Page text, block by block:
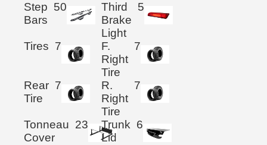
Step
Bars
50
Third
Brake
Light
5
Tires 7
F.
Right
Tire
7
Rear
Tire
7
R.
Right
Tire
7
Tonneau
Cover
23
Trunk
Lid
6